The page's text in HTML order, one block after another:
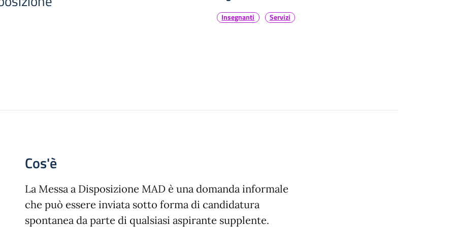
Insegnanti Servizi
Cos'è
La Messa a Disposizione MAD è una domanda informale
che può essere inviata sotto forma di candidatura
spontanea da parte di qualsiasi aspirante supplente.